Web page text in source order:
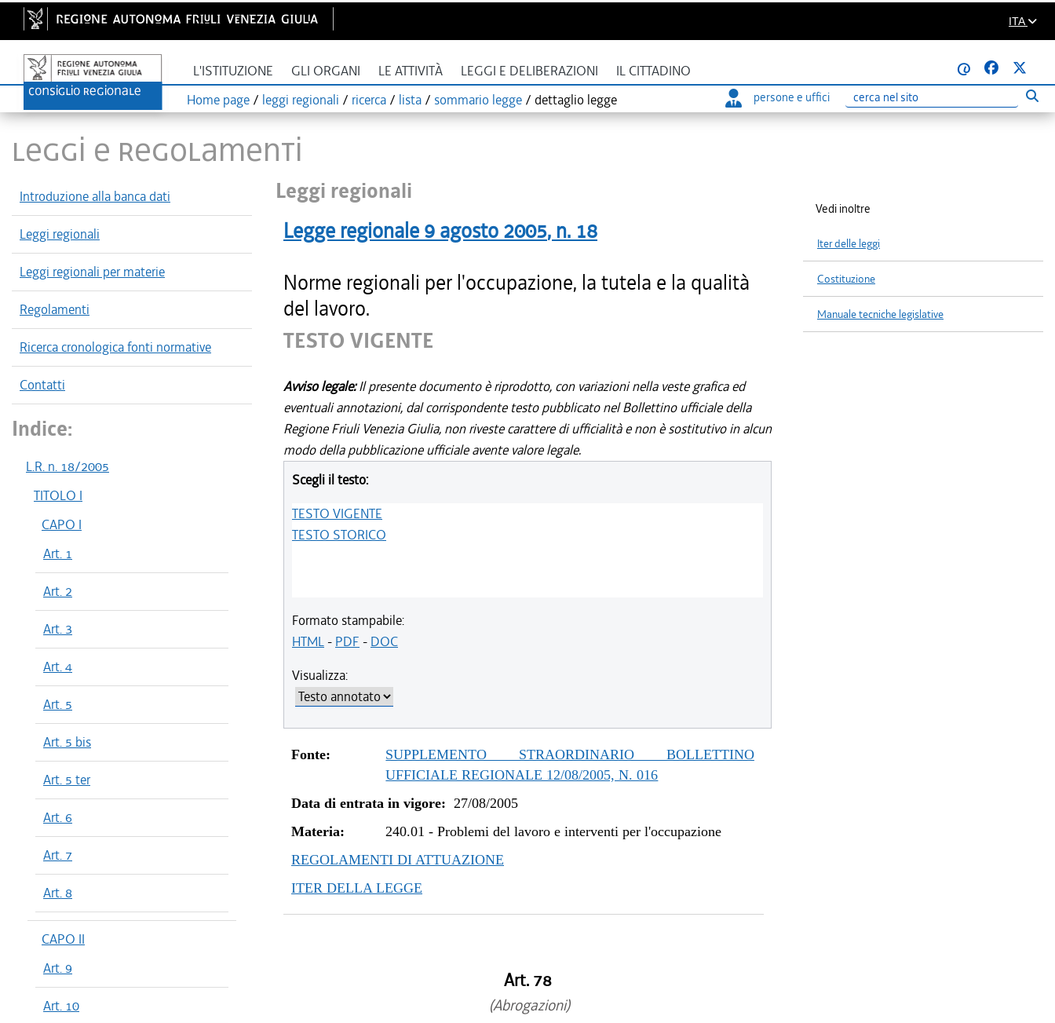
ITA
L'ISTITUZIONE GLI ORGANI LE ATTIVITÀ LEGGI E DELIBERAZIONI IL CITTADINO
@
Home page / leggi regionali / ricerca / lista / sommario legge / dettaglio legge persone e uffici
Ricerca
LEGGI E REGOLAMENTI
Introduzione alla banca dati
Leggi regionali
Leggi regionali per materie
Regolamenti
Ricerca cronologica fonti normative
Contatti
Indice:
L.R. n. 18/2005
TITOLO I
CAPO I
Art. 1
Art. 2
Art. 3
Art. 4
Art. 5
Art. 5 bis
Art. 5 ter
Art. 6
Art. 7
Art. 8
CAPO II
Art. 9
Art. 10
Leggi regionali
Legge regionale 9 agosto 2005, n. 18
Norme regionali per l'occupazione, la tutela e la qualità
del lavoro.
TESTO VIGENTE
Avviso legale:Il presente documento è riprodotto, con variazioni nella veste grafica ed
eventuali annotazioni, dal corrispondente testo pubblicato nel Bollettino ufficiale della
Regione Friuli Venezia Giulia, non riveste carattere di ufficialità e non è sostitutivo in alcun
modo della pubblicazione ufficiale avente valore legale.
Scegli il testo:
TESTO VIGENTE
TESTO STORICO
Formato stampabile:
HTML- PDF - DOC
Visualizza:
Fonte:
SUPPLEMENTO STRAORDINARIO BOLLETTINO
UFFICIALE REGIONALE 12/08/2005, N. 016
Data di entrata in vigore: 27/08/2005
Materia:
240.01 -Problemi del lavoro e interventi per l'occupazione
REGOLAMENTI DI ATTUAZIONE
ITER DELLA LEGGE
Art. 78
(Abrogazioni)
Vedi inoltre
Iter delle leggi
Costituzione
Manuale tecniche legislative